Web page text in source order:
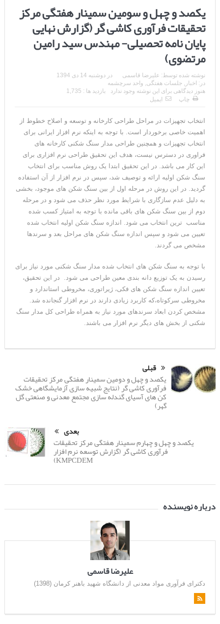
یکصد و چهل و سومین سمینار هفتگی مرکز
تحقیقات فرآوری کاشی گر (گزارش نهایی
پایان نامه تحصیلی- مهندس سید رامین
مرتضوی)
نوشته شده توسط: علیرضا قاسمی در دوشنبه 14 دی 1394
در: اخبار جلسات هفتگی واحد سرچشمه
هنوز دیدگاهی برای این نوشته وجود ندارد
بازدید ها : 1,735
چاپ
ایمیل
انتخاب تجهیزات در مراحل طراحی کارخانه و توسعه و اصلاح خطوط از
اهمیت خاصی برخوردار است. با توجه به اینکه نرم افزار ایرانی برای
انتخاب تجهیزات و همچنین طراحی مدار سنگ شکنی کارخانه های
فراوری در دسترس نیست، هدف این تحقیق طراحی نرم افزاری برای
این کار می باشد. در این تحقیق ابتدا یک روش مناسب برای انتخاب
سنگ شکن اولیه ارائه و توصیف شد، سپس در نرم افزار از آن استفاده
گردید. در این روش در مرحله اول از بین سنگ شکن های موجود، بخشی
به دلیل عدم سازگاری با شرایط مورد نظر حذف می شود و در مرحله
دوم از بین سنگ شکن های باقی مانده با توجه به امتیاز کسب شده
مناسب ترین انتخاب می شود. اندازه سنگ شکن اولیه انتخاب شده
تعیین می شود و سپس اندازه سنگ شکن های مراحل بعد و سرندها
مشخص می گردند.
با توجه به سنگ شکن های انتخاب شده مدار سنگ شکنی مورد نیاز برای
رسیدن به یک توزیع دانه بندی معین طراحی می شود. در این تحقیق،
تعیین اندازه سنگ شکن های فکی، ژیراتوری، مخروطی استاندارد و
مخروطی سرکوتاه،که کاربرد زیادی دارند در نرم افزار گنجانده شد.
مشخص کردن ابعاد سرندهای مورد نیاز به همراه طراحی کل مدار سنگ
شکنی از بخش های دیگر نرم افزار می باشند.
قبلی
یکصد و چهل و دومین سمینار هفتگی مرکز تحقیقات
فرآوری کاشی گر (نتایج شبیه سازی آزمایشگاهی خشک
کن های آسیای گندله سازی مجتمع معدنی و صنعتی گل
گهر)
بعدی
یکصد و چهل و چهارم سمینار هفتگی مرکز تحقیقات
فرآوری کاشی گر (گزارش توسعه نرم افزار
KMPCDEM)
درباره نویسنده
علیرضا قاسمی
دکترای فرآوری مواد معدنی از دانشگاه شهید باهنر کرمان (1398)